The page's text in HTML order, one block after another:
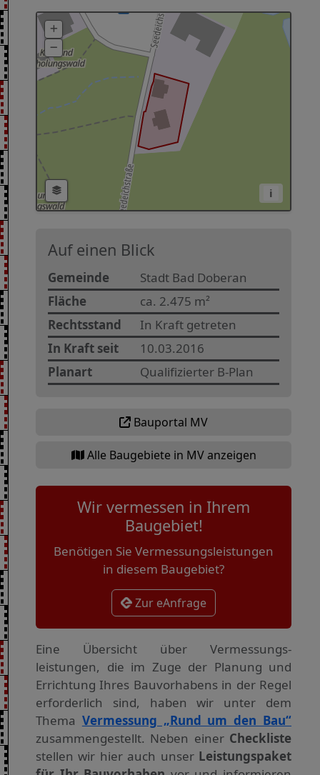
i
Auf einen Blick
Gemeinde
Stadt Bad Doberan
Fläche
ca. 2.475 m²
Rechtsstand
In Kraft getreten
In Kraft seit
10.03.2016
Planart
Qualifizierter B-Plan
Bauportal MV
Alle Baugebiete in MV anzeigen
Wir vermessen in Ihrem
Baugebiet!
Benötigen Sie Vermessungsleistungen
in diesem Baugebiet?
Zur eAnfrage
Eine Übersicht über Vermessungs­
leistungen, die im Zuge der Planung und
Errichtung Ihres Bauvorhabens in der Regel
erforderlich sind, haben wir unter dem
Thema Vermessung „Rund um den Bau“
zusammengestellt. Neben einer Checkliste
stellen wir hier auch unser Leistungspaket